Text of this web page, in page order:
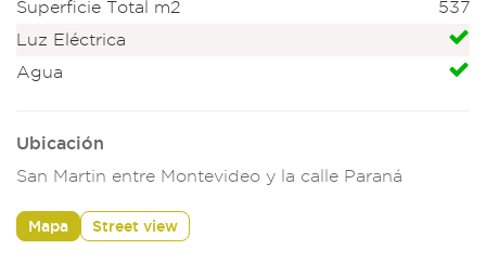
Superficie Total m2
537
Luz Eléctrica
Agua
Ubicación
San Martin entre Montevideo y la calle Paraná
Mapa Street view